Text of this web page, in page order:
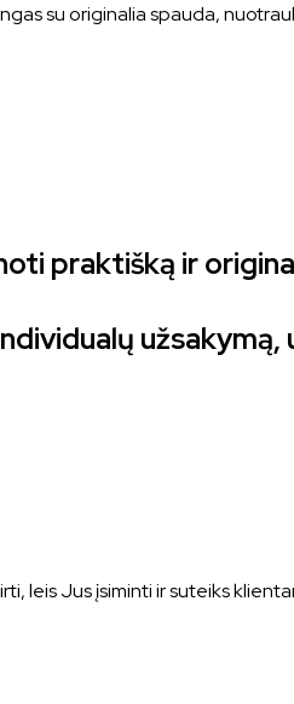
su originalia spauda,
praktišką ir
leis Jus įsiminti ir suteiks